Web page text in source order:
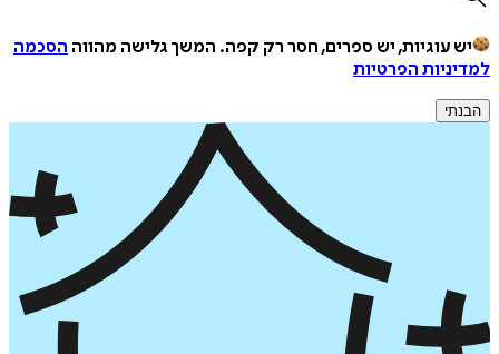
יש עוגיות, יש ספרים, חסר רק קפה. המשך גלישה מהווה הסכמה
למדיניות הפרטיות
הבנתי